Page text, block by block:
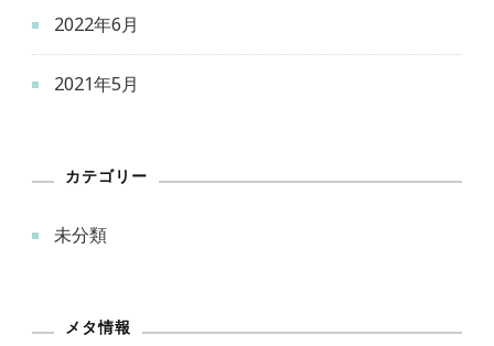
2022年6月
2021年5月
カテゴリー
未分類
メタ情報